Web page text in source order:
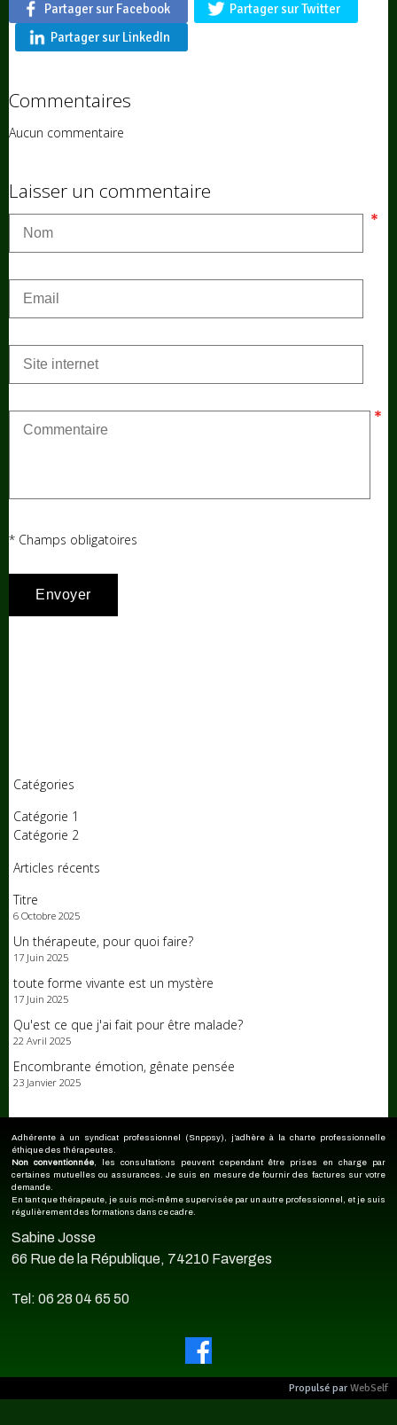
Partager sur Facebook
Partager sur Twitter
Partager sur LinkedIn
Commentaires
Aucun commentaire
Laisser un commentaire
* Champs obligatoires
Catégories
Catégorie 1
Catégorie 2
Articles récents
Titre
6 Octobre 2025
Un thérapeute, pour quoi faire?
17 Juin 2025
toute forme vivante est un mystère
17 Juin 2025
Qu'est ce que j'ai fait pour être malade?
22 Avril 2025
Encombrante émotion, gênate pensée
23 Janvier 2025
Adhérente à un syndicat professionnel (Snppsy), j’adhère à la charte professionnelle
éthique des thérapeutes.
Non conventionnée, les consultations peuvent cependant être prises en charge par
certaines mutuelles ou assurances. Je suis en mesure de fournir des factures sur votre
demande.
En tant que thérapeute, je suis moi-même supervisée par un autre professionnel, et je suis
régulièrement des formations dans ce cadre.
Sabine Josse
66 Rue de la République, 74210 Faverges
Tel: 06 28 04 65 50
Propulsé par WebSelf